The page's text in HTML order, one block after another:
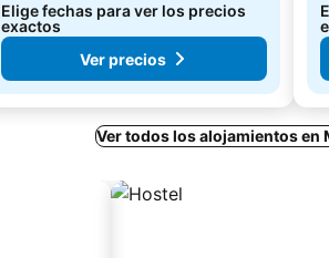
Elige fechas para ver los precios
exactos
Ver precios
Ver todos los alojamientos en